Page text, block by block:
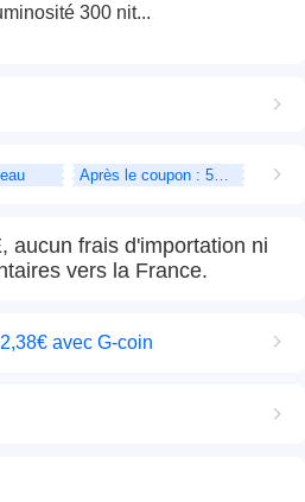
300 nit...
aucun frais d'importation ni
vers la France.
avec G-coin